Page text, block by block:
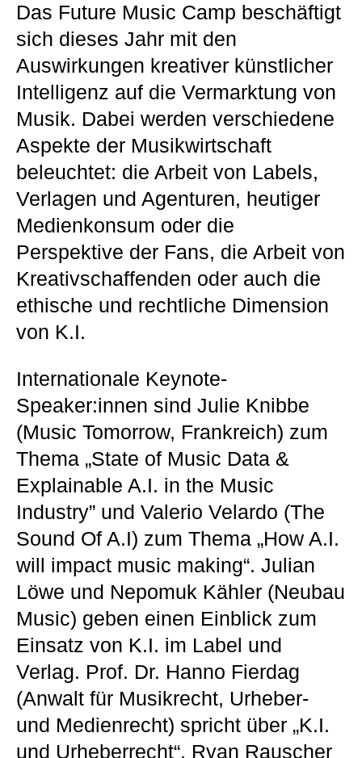
Das Future Music Camp beschäftigt
sich dieses Jahr mit den
Auswirkungen kreativer künstlicher
Intelligenz auf die Vermarktung von
Musik. Dabei werden verschiedene
Aspekte der Musikwirtschaft
beleuchtet: die Arbeit von Labels,
Verlagen und Agenturen, heutiger
Medienkonsum oder die
Perspektive der Fans, die Arbeit von
Kreativschaffenden oder auch die
ethische und rechtliche Dimension
von K.I.
Internationale Keynote-
Speaker:innen sind Julie Knibbe
(Music Tomorrow, Frankreich) zum
Thema „State of Music Data &
Explainable A.I. in the Music
Industry” und Valerio Velardo (The
Sound Of A.I) zum Thema „How A.I.
will impact music making“. Julian
Löwe und Nepomuk Kähler (Neubau
Music) geben einen Einblick zum
Einsatz von K.I. im Label und
Verlag. Prof. Dr. Hanno Fierdag
(Anwalt für Musikrecht, Urheber-
und Medienrecht) spricht über „K.I.
und Urheberrecht“, Ryan Rauscher